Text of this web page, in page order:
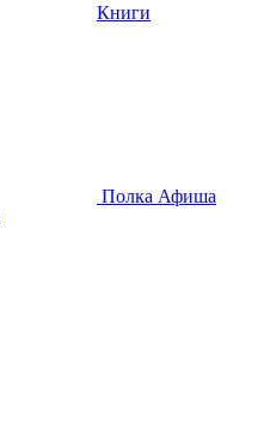
Книги
Полка Афиша